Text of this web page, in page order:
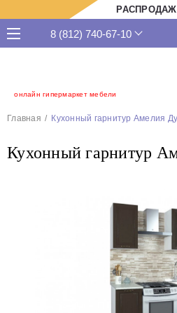
онлайн гипермаркет мебели
8 (812) 740-67-10
Главная Кухонный гарнитур Амелия
Кухонный гарнитур